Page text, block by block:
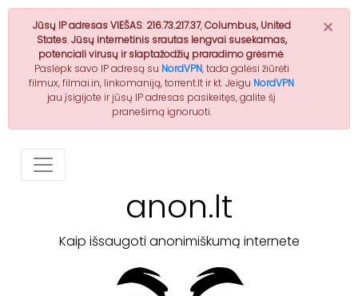
×
Jūsų IP adresas VIEŠAS: 216.73.217.37,Columbus, United
States.Jūsų internetinis srautas lengvai susekamas,
potenciali virusų ir slaptažodžių praradimo grėsmė.
Paslėpk savo IP adresą su NordVPN, tada galėsi žiūrėti
filmux, filmai.in, linkomaniją, torrent.lt ir kt. Jeigu NordVPN
jau įsigijote ir jūsų IP adresas pasikeitęs, galite šį
pranešimą ignoruoti.
anon.lt
Kaip išsaugoti anonimiškumą internete